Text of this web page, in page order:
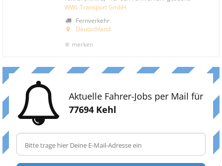
WWL Transport GmbH
Fernverkehr
Deutschland
merken
Aktuelle Fahrer-Jobs per Mail für
77694 Kehl